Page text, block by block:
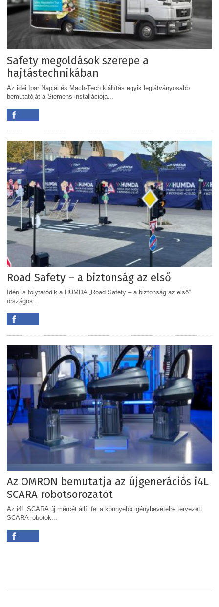
Safety megoldások szerepe a
hajtástechnikában
Az idei Ipar Napjai és Mach-Tech kiállítás egyik leglátványosabb
bemutatóját a Siemens installációja...
Road Safety – a biztonság az első
Idén is folytatódik a HUMDA „Road Safety – a biztonság az első”
országos...
Az OMRON bemutatja az újgenerációs i4L
SCARA robotsorozatot
Az i4L SCARA új mércét állít fel a könnyebb igénybevételre tervezett
SCARA robotok...